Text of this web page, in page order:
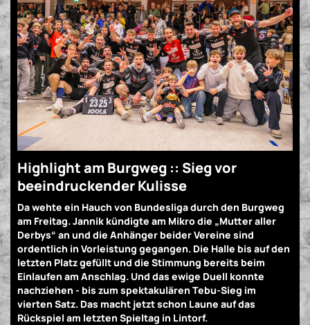
Highlight am Burgweg :: Sieg vor
beeindruckender Kulisse
Da wehte ein Hauch von Bundesliga durch den Burgweg
am Freitag. Jannik kündigte am Mikro die „Mutter aller
Derbys“ an und die Anhänger beider Vereine sind
ordentlich in Vorleistung gegangen. Die Halle bis auf den
letzten Platz gefüllt und die Stimmung bereits beim
Einlaufen am Anschlag. Und das ewige Duell konnte
nachziehen - bis zum spektakulären Tebu-Sieg im
vierten Satz. Das macht jetzt schon Laune auf das
Rückspiel am letzten Spieltag in Lintorf.